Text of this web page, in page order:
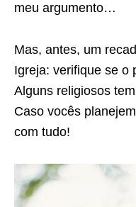
meu argumento…
Mas, antes, um
Igreja: verifique se o
Alguns religiosos
Caso vocês
com tudo!